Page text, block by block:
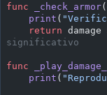
func _check_armor
    print
(
    return
damage
significativo
func
    print
(